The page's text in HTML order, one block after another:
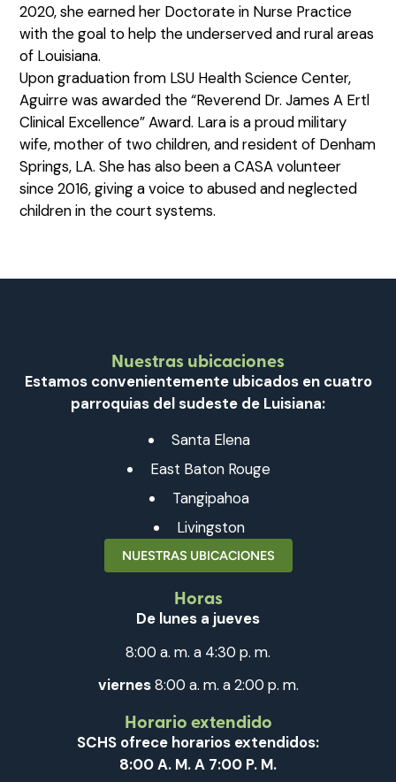
2020, she earned her Doctorate in Nurse Practice
with the goal to help the underserved and rural areas
of Louisiana.
Upon graduation from LSU Health Science Center,
Aguirre was awarded the “Reverend Dr. James A Ertl
Clinical Excellence” Award. Lara is a proud military
wife, mother of two children, and resident of Denham
Springs, LA. She has also been a CASA volunteer
since 2016, giving a voice to abused and neglected
children in the court systems.
Nuestras ubicaciones
Estamos convenientemente ubicados en cuatro
parroquias del sudeste de Luisiana:
Santa Elena
East Baton Rouge
Tangipahoa
Livingston
NUESTRAS UBICACIONES
Horas
De lunes a jueves
8:00 a. m. a 4:30 p. m.
viernes8:00 a. m. a 2:00 p. m.
Horario extendido
SCHS ofrece horarios extendidos:
8:00 A. M. A 7:00 P. M.